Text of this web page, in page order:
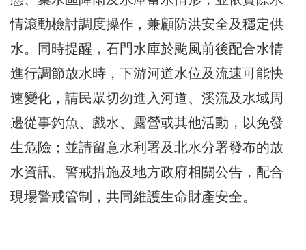
情滾動檢討調度操作，兼顧防洪安全及穩定供
水。同時提醒，石門水庫於颱風前後配合水情
進行調節放水時，下游河道水位及流速可能快
速變化，請民眾切勿進入河道、溪流及水域周
邊從事釣魚、戲水、露營或其他活動，以免發
生危險；並請留意水利署及北水分署發布的放
水資訊、警戒措施及地方政府相關公告，配合
現場警戒管制，共同維護生命財產安全。